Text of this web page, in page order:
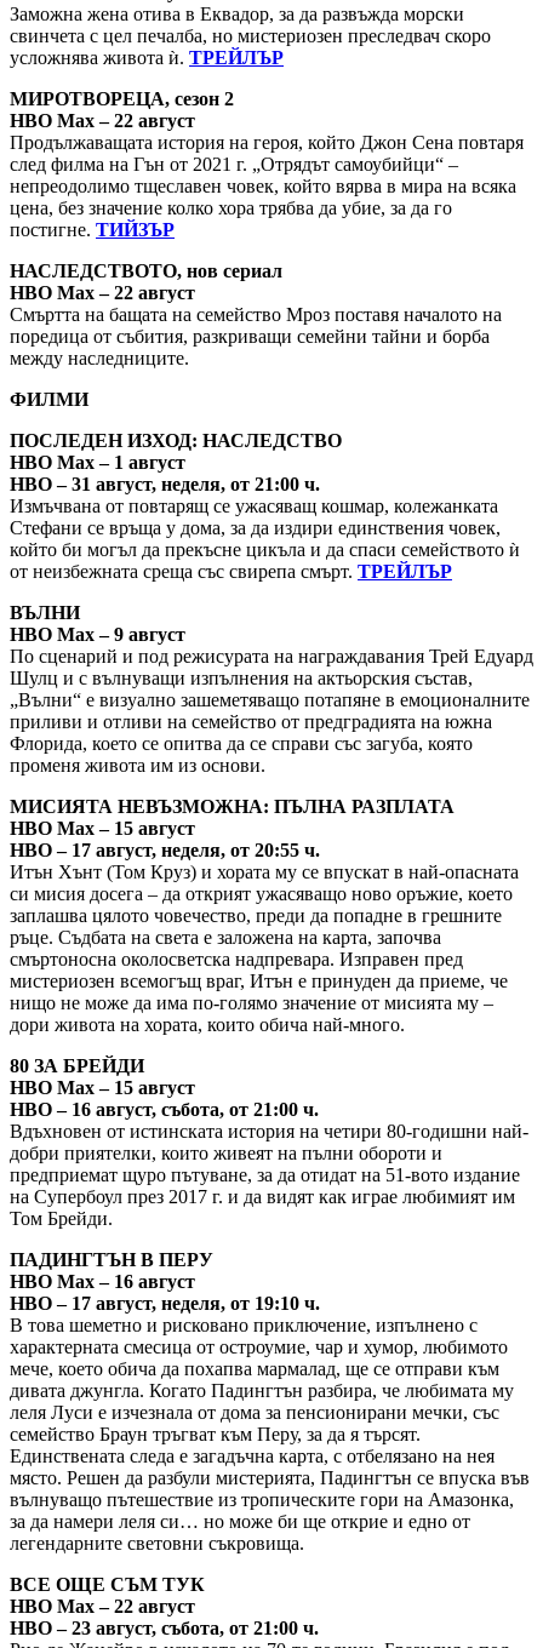
Заможна жена отива в Еквадор, за да развъжда морски
свинчета с цел печалба, но мистериозен преследвач скоро
усложнява живота ѝ. ТРЕЙЛЪР
МИРОТВОРЕЦА, сезон 2
HBO Max – 22 август
Продължаващата история на героя, който Джон Сена повтаря
след филма на Гън от 2021 г. „Отрядът самоубийци“ –
непреодолимо тщеславен човек, който вярва в мира на всяка
цена, без значение колко хора трябва да убие, за да го
постигне. ТИЙЗЪР
НАСЛЕДСТВОТО, нов сериал
HBO Max – 22 август
Смъртта на бащата на семейство Мроз поставя началото на
поредица от събития, разкриващи семейни тайни и борба
между наследниците.
ФИЛМИ
ПОСЛЕДЕН ИЗХОД: НАСЛЕДСТВО
HBO Max – 1 август
HBO – 31 август, неделя, от 21:00 ч.
Измъчвана от повтарящ се ужасяващ кошмар, колежанката
Стефани се връща у дома, за да издири единствения човек,
който би могъл да прекъсне цикъла и да спаси семейството ѝ
от неизбежната среща със свирепа смърт. ТРЕЙЛЪР
ВЪЛНИ
HBO Max – 9 август
По сценарий и под режисурата на награждавания Трей Едуард
Шулц и с вълнуващи изпълнения на актьорския състав,
„Вълни“ е визуално зашеметяващо потапяне в емоционалните
приливи и отливи на семейство от предградията на южна
Флорида, което се опитва да се справи със загуба, която
променя живота им из основи.
МИСИЯТА НЕВЪЗМОЖНА: ПЪЛНА РАЗПЛАТА
HBO Max – 15 август
HBO – 17 август, неделя, от 20:55 ч.
Итън Хънт (Том Круз) и хората му се впускат в най-опасната
си мисия досега – да открият ужасяващо ново оръжие, което
заплашва цялото човечество, преди да попадне в грешните
ръце. Съдбата на света е заложена на карта, започва
смъртоносна околосветска надпревара. Изправен пред
мистериозен всемогъщ враг, Итън е принуден да приеме, че
нищо не може да има по-голямо значение от мисията му –
дори живота на хората, които обича най-много.
80 ЗА БРЕЙДИ
HBO Max – 15 август
HBO – 16 август, събота, от 21:00 ч.
Вдъхновен от истинската история на четири 80-годишни най-
добри приятелки, които живеят на пълни обороти и
предприемат щуро пътуване, за да отидат на 51-вото издание
на Супербоул през 2017 г. и да видят как играе любимият им
Том Брейди.
ПАДИНГТЪН В ПЕРУ
HBO Max – 16 август
HBO – 17 август, неделя, от 19:10 ч.
В това шеметно и рисковано приключение, изпълнено с
характерната смесица от остроумие, чар и хумор, любимото
мече, което обича да похапва мармалад, ще се отправи към
дивата джунгла. Когато Падингтън разбира, че любимата му
леля Луси е изчезнала от дома за пенсионирани мечки, със
семейство Браун тръгват към Перу, за да я търсят.
Единствената следа е загадъчна карта, с отбелязано на нея
място. Решен да разбули мистерията, Падингтън се впуска във
вълнуващо пътешествие из тропическите гори на Амазонка,
за да намери леля си… но може би ще открие и едно от
легендарните световни съкровища.
ВСЕ ОЩЕ СЪМ ТУК
HBO Max – 22 август
HBO – 23 август, събота, от 21:00 ч.